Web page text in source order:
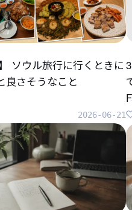
ソウル旅行に行くときに
良さそうなこと
2026-06-21